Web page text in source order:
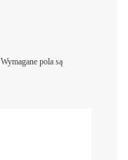
Wymagane pola są